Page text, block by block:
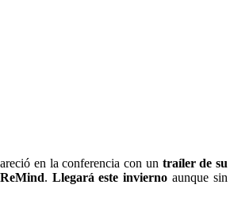
en la conferencia con un traíler de su
ReMind. Llegará este invierno aunque sin